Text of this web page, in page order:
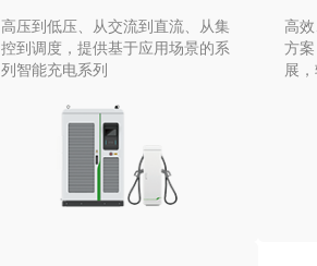
高压到低压、从交流到直流、从集
控到调度，提供基于应用场景的系
列智能充电系列
高
方
展